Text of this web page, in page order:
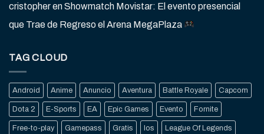
cristopherenShowmatch Movistar: El evento presencial
que Trae de Regreso el Arena MegaPlaza
TAG CLOUD
Android Anime Anuncio Aventura Battle Royale Capcom
Dota 2 E-Sports EA Epic Games Evento Fornite
Free-to-play Gamepass Gratis Ios League Of Legends